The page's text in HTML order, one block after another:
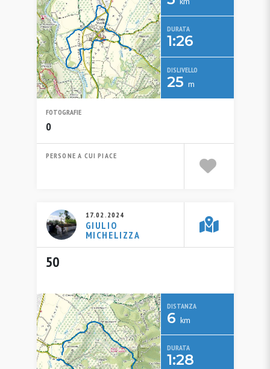
DURATA
1:26
DISLIVELLO
25 m
FOTOGRAFIE
0
PERSONE A CUI PIACE
17.02.2024
GIULIO
MICHELIZZA
50
DISTANZA
6 km
DURATA
1:28